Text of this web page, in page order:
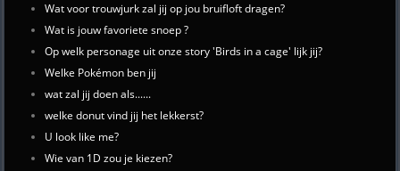
Wat voor trouwjurk zal jij op jou bruifloft dragen?
Wat is jouw favoriete snoep ?
Op welk personage uit onze story 'Birds in a cage' lijk jij?
Welke Pokémon ben jij
wat zal jij doen als......
welke donut vind jij het lekkerst?
U look like me?
Wie van 1D zou je kiezen?